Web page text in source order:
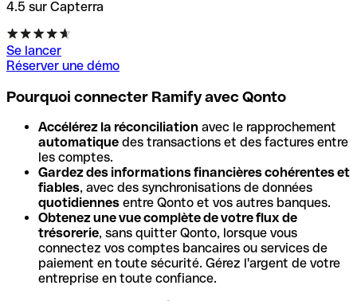
4.5 sur Capterra
Se lancer
Réserver une démo
Pourquoi connecter Ramify avec Qonto
Accélérez la réconciliation avec le rapprochement
automatique des transactions et des factures entre
les comptes.
Gardez des informations financières cohérentes et
fiables, avec des synchronisations de données
quotidiennes entre Qonto et vos autres banques.
Obtenez une vue complète de votre flux de
trésorerie, sans quitter Qonto, lorsque vous
connectez vos comptes bancaires ou services de
paiement en toute sécurité. Gérez l'argent de votre
entreprise en toute confiance.